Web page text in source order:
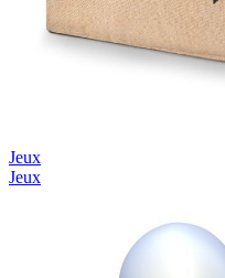
Jeux
Jeux